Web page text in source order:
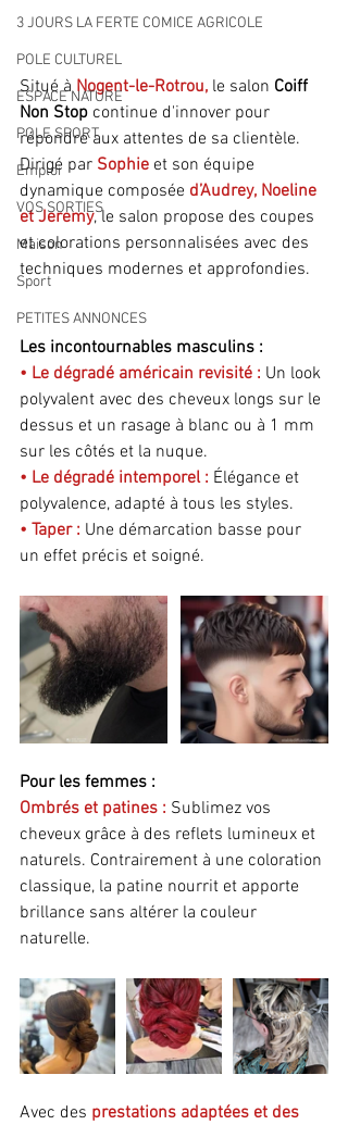
3 JOURS LA FERTE COMICE AGRICOLE
POLE CULTUREL
ESPACE NATURE
POLE SPORT
Emploi
VOS SORTIES
Maison
Sport
PETITES ANNONCES
Situé à Nogent-le-Rotrou, le salon Coiff
Non Stop continue d'innover pour
répondre aux attentes de sa clientèle.
Dirigé par Sophie et son équipe
dynamique composée d’Audrey, Noeline
et Jeremy, le salon propose des coupes
et colorations personnalisées avec des
techniques modernes et approfondies.
Les incontournables masculins :
• Le dégradé américain revisité : Un look
polyvalent avec des cheveux longs sur le
dessus et un rasage à blanc ou à 1 mm
sur les côtés et la nuque.
• Le dégradé intemporel : Élégance et
polyvalence, adapté à tous les styles.
• Taper : Une démarcation basse pour
un effet précis et soigné.
Pour les femmes :
Ombrés et patines : Sublimez vos
cheveux grâce à des reflets lumineux et
naturels. Contrairement à une coloration
classique, la patine nourrit et apporte
brillance sans altérer la couleur
naturelle.
Avec des prestations adaptées et des